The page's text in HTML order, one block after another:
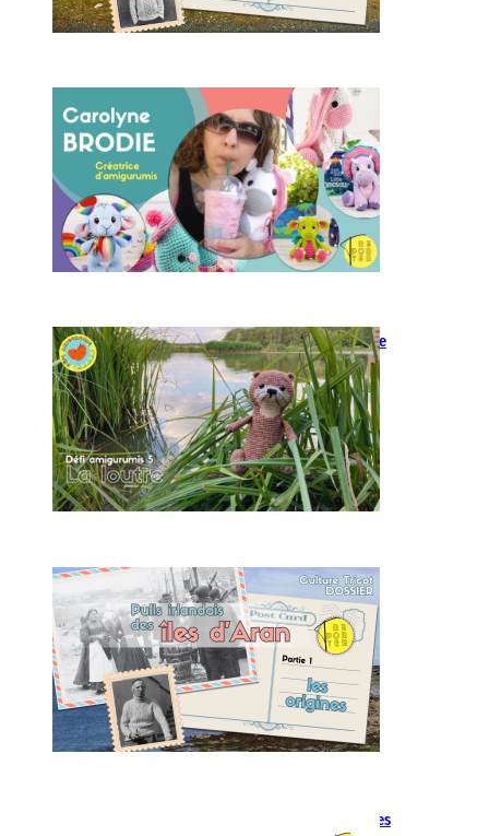
Carolyne Brodie créatrice
d’amigurumis
Modèle d’amigurumi : Loutre
à crocheter
L’origine des pulls irlandais
d’Aran
Point de tricot : fausses côtes